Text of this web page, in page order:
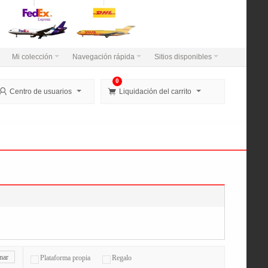
Mi colección Navegación rápida Sitios disponibles
 Centro de usuarios  Liquidación del carrito
0
Plataforma propia Regalo